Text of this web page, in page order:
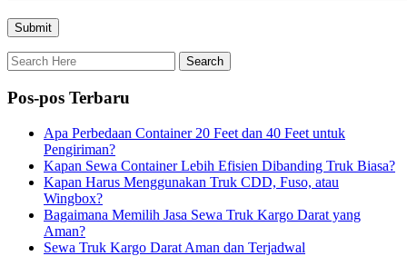
Pos-pos Terbaru
Apa Perbedaan Container 20 Feet dan 40 Feet untuk
Pengiriman?
Kapan Sewa Container Lebih Efisien Dibanding Truk Biasa?
Kapan Harus Menggunakan Truk CDD, Fuso, atau
Wingbox?
Bagaimana Memilih Jasa Sewa Truk Kargo Darat yang
Aman?
Sewa Truk Kargo Darat Aman dan Terjadwal